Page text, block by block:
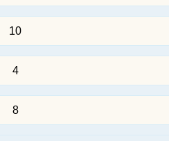
10
4
8